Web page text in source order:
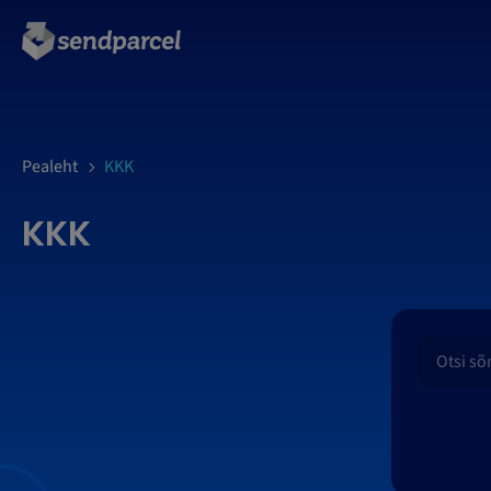
Pealeht KKK
KKK